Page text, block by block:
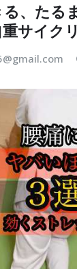
、たる
サイク